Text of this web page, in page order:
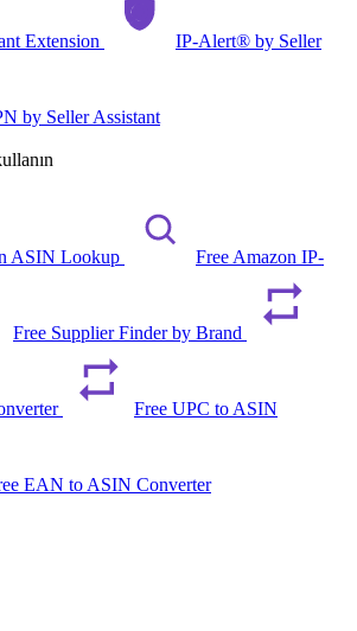
Extension IP-Alert® by Seller
by Seller Assistant
ASIN Lookup Free Amazon IP-
Free Supplier Finder by Brand
Free UPC to ASIN
EAN to ASIN Converter